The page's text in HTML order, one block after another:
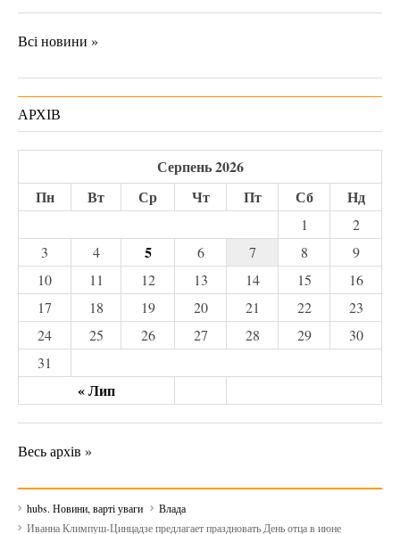
Всі новини »
АРХІВ
Серпень 2026
Пн
Вт Ср Чт Пт Сб Нд
« Лип
1
2
3
4 5 6 7 8
9
10
11 12 13 14 15
16
17
18 19 20 21 22
23
24
25 26 27 28 29
30
31
Весь архів »
hubs. Новини, варті уваги
Влада
Иванна Климпуш-Цинцадзе предлагает праздновать День отца в июне